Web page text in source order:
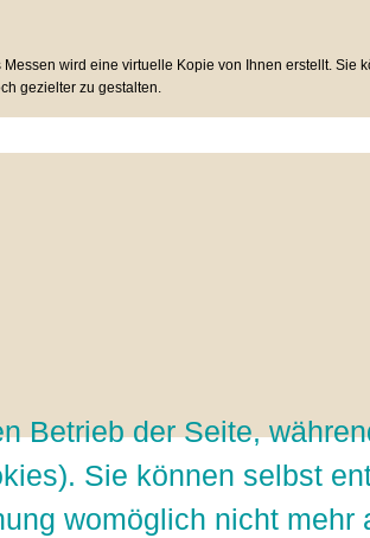
wird eine virtuelle Kopie von Ihnen erstellt. Sie
gezielter zu gestalten.
Betrieb der Seite,
Sie können selbst
womöglich nicht mehr